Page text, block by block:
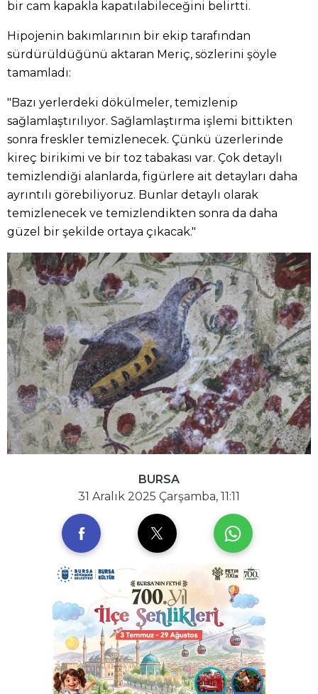
bir cam kapakla kapatılabileceğini belirtti.
Hipojenin bakımlarının bir ekip tarafından
sürdürüldüğünü aktaran Meriç, sözlerini şöyle
tamamladı:
"Bazı yerlerdeki dökülmeler, temizlenip
sağlamlaştırılıyor. Sağlamlaştırma işlemi bittikten
sonra freskler temizlenecek. Çünkü üzerlerinde
kireç birikimi ve bir toz tabakası var. Çok detaylı
temizlendiği alanlarda, figürlere ait detayları daha
ayrıntılı görebiliyoruz. Bunlar detaylı olarak
temizlenecek ve temizlendikten sonra da daha
güzel bir şekilde ortaya çıkacak."
BURSA
31 Aralık 2025 Çarşamba, 11:11